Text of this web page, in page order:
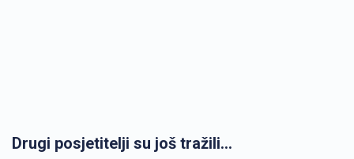
Drugi posjetitelji su još tražili...